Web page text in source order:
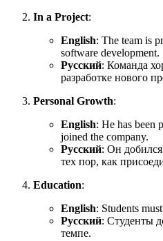
In a Project:
English: The team is
software development.
Русский: Команда
разработке нового
Personal Growth:
English: He has been
joined the company.
Русский: Он добился
тех пор, как
Education:
English: Students
Русский: Студенты
темпе.